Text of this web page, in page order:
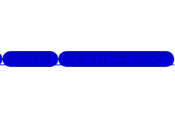
GlossaireRecherche avancée